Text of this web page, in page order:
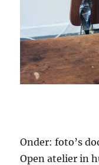
Onder: foto’s
Open atelier in